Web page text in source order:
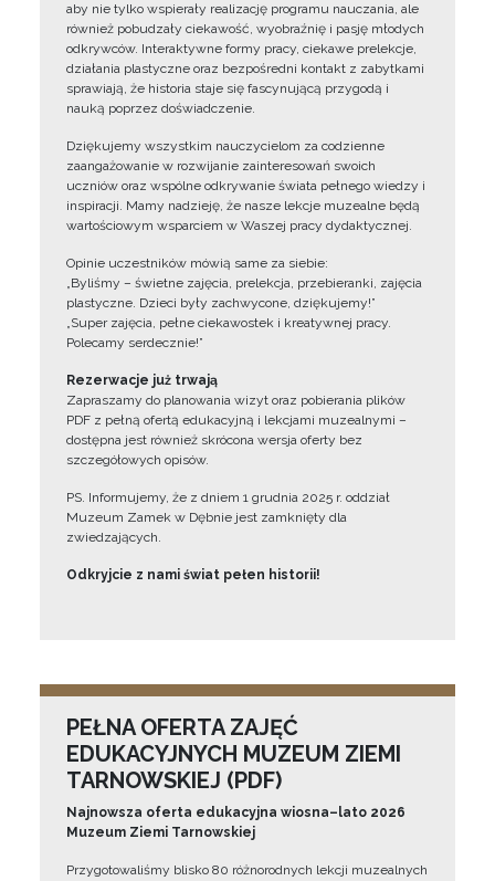
aby nie tylko wspierały realizację programu nauczania, ale
również pobudzały ciekawość, wyobraźnię i pasję młodych
odkrywców. Interaktywne formy pracy, ciekawe prelekcje,
działania plastyczne oraz bezpośredni kontakt z zabytkami
sprawiają, że historia staje się fascynującą przygodą i
nauką poprzez doświadczenie.
Dziękujemy wszystkim nauczycielom za codzienne
zaangażowanie w rozwijanie zainteresowań swoich
uczniów oraz wspólne odkrywanie świata pełnego wiedzy i
inspiracji. Mamy nadzieję, że nasze lekcje muzealne będą
wartościowym wsparciem w Waszej pracy dydaktycznej.
Opinie uczestników mówią same za siebie:
„Byliśmy – świetne zajęcia, prelekcja, przebieranki, zajęcia
plastyczne. Dzieci były zachwycone, dziękujemy!”
„Super zajęcia, pełne ciekawostek i kreatywnej pracy.
Polecamy serdecznie!”
Rezerwacje już trwają
Zapraszamy do planowania wizyt oraz pobierania plików
PDF z pełną ofertą edukacyjną i lekcjami muzealnymi –
dostępna jest również skrócona wersja oferty bez
szczegółowych opisów.
PS. Informujemy, że z dniem 1 grudnia 2025 r. oddział
Muzeum Zamek w Dębnie jest zamknięty dla
zwiedzających.
Odkryjcie z nami świat pełen historii!
PEŁNA OFERTA ZAJĘĆ
EDUKACYJNYCH MUZEUM ZIEMI
TARNOWSKIEJ (PDF)
Najnowsza oferta edukacyjna wiosna–lato 2026
Muzeum Ziemi Tarnowskiej
Przygotowaliśmy blisko 80 różnorodnych lekcji muzealnych